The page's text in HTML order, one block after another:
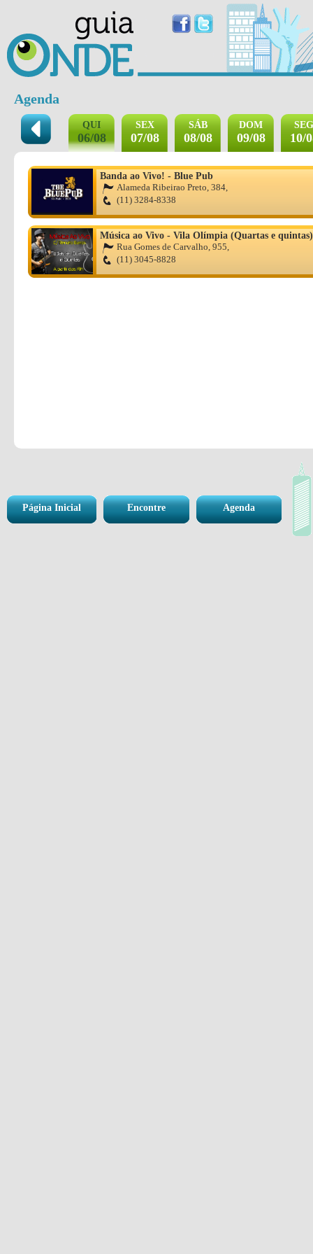
Agenda
QUI
06/08
SEX
07/08
SÁB
08/08
DOM
09/08
SEG
10/
Banda ao Vivo! - Blue Pub
Alameda Ribeirao Preto, 384,
(11) 3284-8338
Música ao Vivo - Vila Olímpia (Quartas e quintas)
Rua Gomes de Carvalho, 955,
(11) 3045-8828
Página Inicial Encontre Agenda